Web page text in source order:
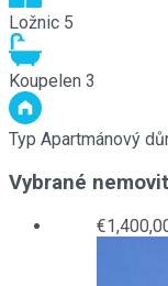
Ložnic 5
Koupelen 3
Typ Apartmánový
Vybrané